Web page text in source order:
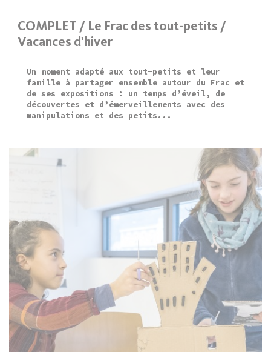
COMPLET / Le Frac des tout-petits /
Vacances d'hiver
Un moment adapté aux tout-petits et leur
famille à partager ensemble autour du Frac et
de ses expositions : un temps d’éveil, de
découvertes et d’émerveillements avec des
manipulations et des petits...